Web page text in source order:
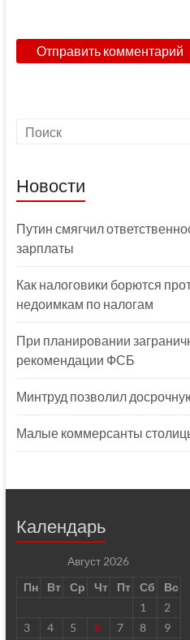
Новости
Путин смягчил
зарплаты
Как налоговики борются
недоимкам по налогам
При планировании
рекомендации ФСБ
Минтруд позволил
Малые коммерсанты
Календарь
Август 2026
Пн
Вт Ср Чт Пт Сб
Вс
1
2
3
4 5 6 7 8
9